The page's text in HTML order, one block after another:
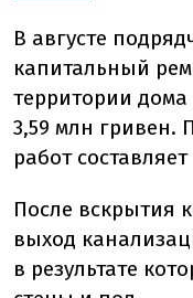
В августе
капитальный
территории
3,59 млн гривен.
работ
После вскрытия
выход
в результате